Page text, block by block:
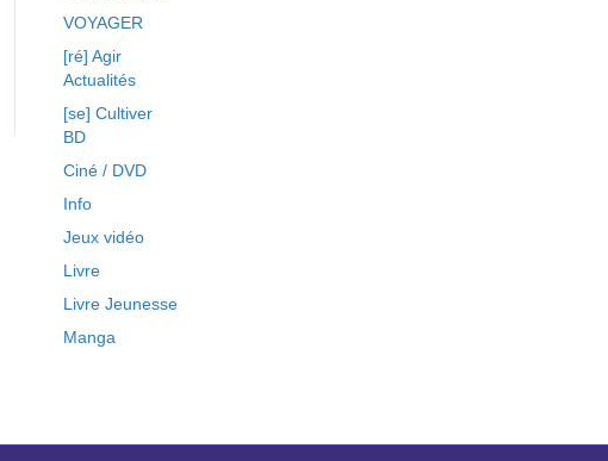
VOYAGER
[ré] Agir
Actualités
[se] Cultiver
BD
Ciné / DVD
Info
Jeux vidéo
Livre
Livre Jeunesse
Manga